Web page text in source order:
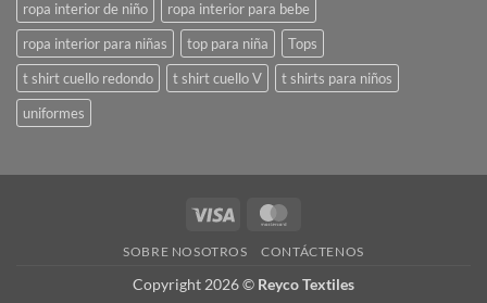
ropa interior de niño
ropa interior para bebe
ropa interior para niñas
top para niña
Tops
t shirt cuello redondo
t shirt cuello V
t shirts para niños
uniformes
Visa
SOBRE NOSOTROS CONTÁCTENOS
Copyright 2026 © Reyco Textiles